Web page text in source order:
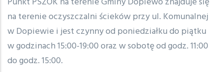
na terenie oczyszczalni ścieków przy ul. Komunalnej
w Dopiewie i jest czynny od poniedziałku do piątku
w godzinach 15:00-19:00 oraz w sobotę od godz. 11:00
do godz. 15:00.